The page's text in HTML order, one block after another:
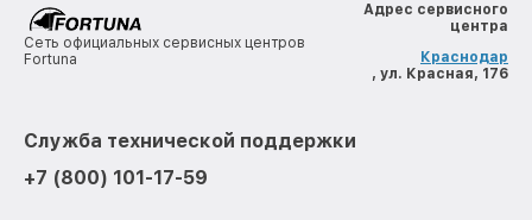
Сеть официальных сервисных центров
Fortuna
Адрес сервисного
центра
Краснодар
, ул. Красная, 176
Служба технической поддержки
+7 (800) 101-17-59